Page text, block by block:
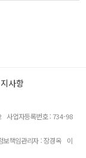
사항
사업자등록번호 : 734-98
보책임관리자 : 장경옥
이